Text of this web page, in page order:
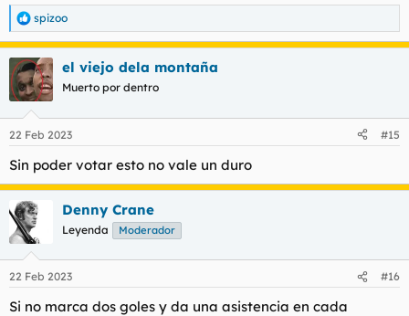
R
e
a
c
c
i
e
:
spizoo
el viejo dela montaña
Muerto por dentro
22 Feb 2023 #15
Sin poder votar esto no vale un duro
Denny Crane
Leyenda Moderador
22 Feb 2023 #16
Si no marca dos goles y da una asistencia en cada